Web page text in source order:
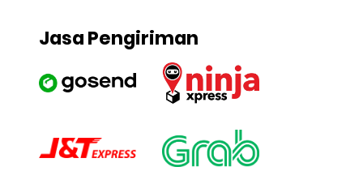
Jasa Pengiriman